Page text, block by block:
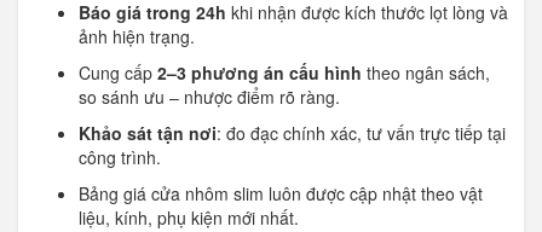
Báo giá trong 24h khi nhận được kích thước lọt lòng và
ảnh hiện trạng.
Cung cấp 2–3 phương án cấu hình theo ngân sách,
so sánh ưu – nhược điểm rõ ràng.
Khảo sát tận nơi: đo đạc chính xác, tư vấn trực tiếp tại
công trình.
Bảng giá cửa nhôm slim luôn được cập nhật theo vật
liệu, kính, phụ kiện mới nhất.